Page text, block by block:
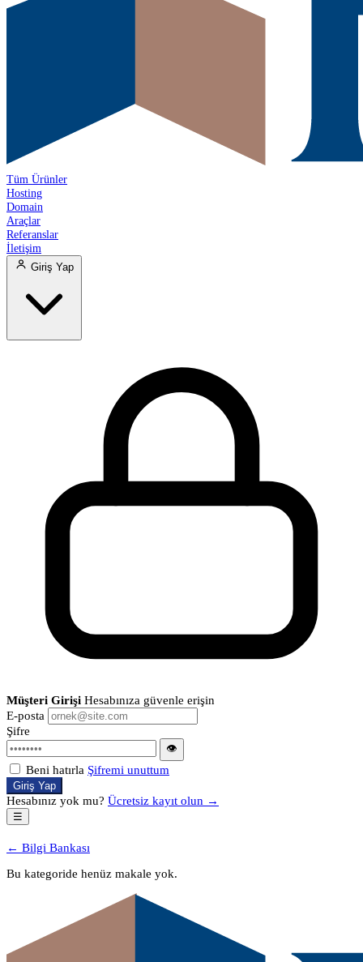
Tüm Ürünler
Hosting
Domain
Araçlar
Referanslar
İletişim
Giriş Yap
Müşteri Girişi Hesabınıza güvenle erişin
E-posta
Şifre
👁
Beni hatırla Şifremi unuttum
Giriş Yap
Hesabınız yok mu? Ücretsiz kayıt olun →
☰
← Bilgi Bankası
Bu kategoride henüz makale yok.